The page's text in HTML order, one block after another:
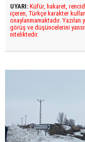
UYARI: Küfür, hakaret,
içeren, Türkçe karakter
onaylanmamaktadır.
görüş ve düşüncelerini
niteliktedir.